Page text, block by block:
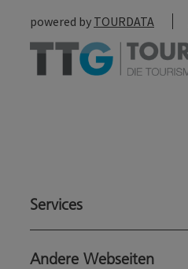
powered by TOURDATA
Services
Andere Webseiten